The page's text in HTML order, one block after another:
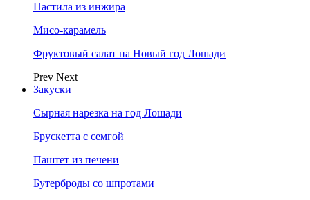
Пастила из инжира
Мисо-карамель
Фруктовый салат на Новый год Лошади
Prev Next
Закуски
Сырная нарезка на год Лошади
Брускетта с семгой
Паштет из печени
Бутерброды со шпротами